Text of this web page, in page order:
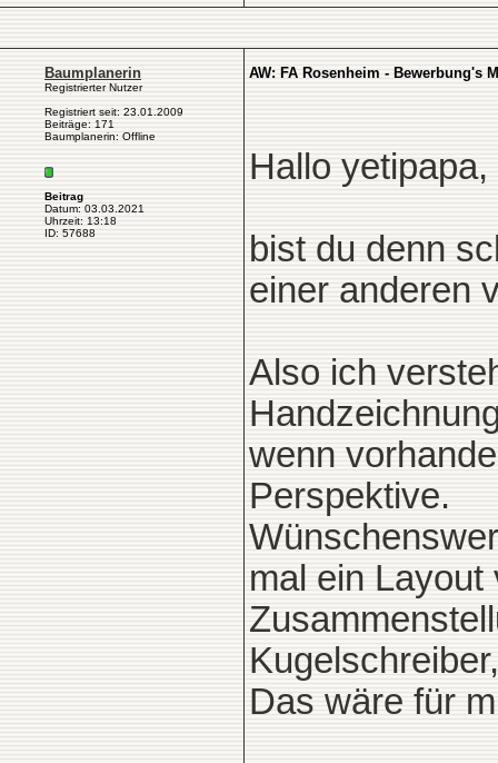
Baumplanerin
Registrierter Nutzer
Registriert seit: 23.01.2009
Beiträge: 171
Baumplanerin: Offline
Beitrag
Datum: 03.03.2021
Uhrzeit: 13:18
ID: 57688
AW: FA Rosenheim - Bewerbung's
Hallo yetipapa,
bist du denn
einer anderen
Also ich
wenn
Perspektive.
mal ein
Das wäre für